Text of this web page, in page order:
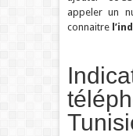
appeler un
connaitre